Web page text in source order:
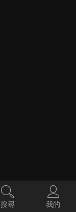
搜尋 我的